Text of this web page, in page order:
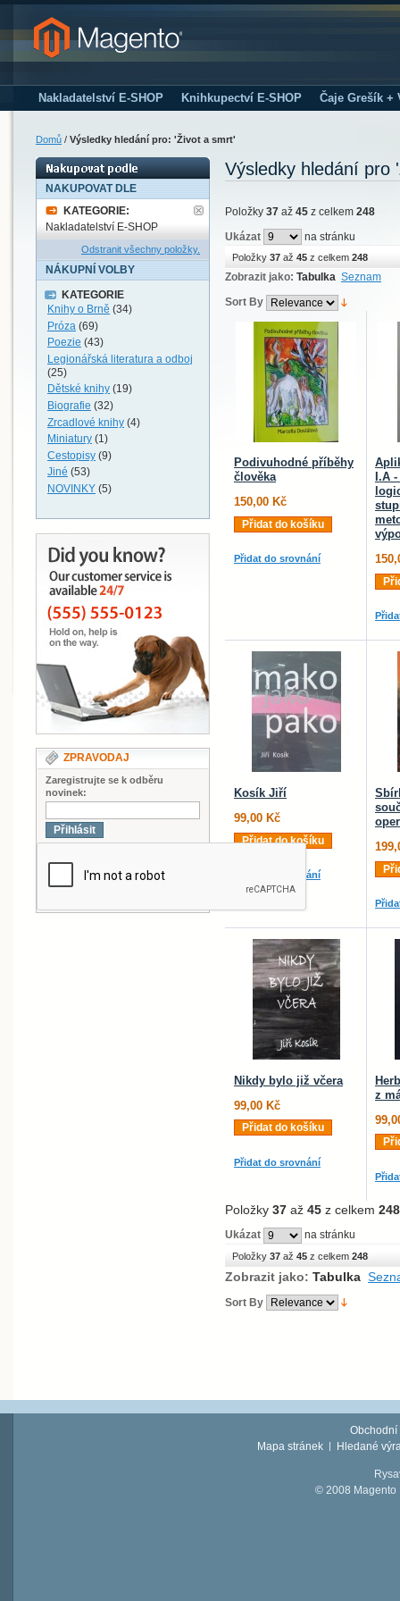
Nakladatelství E-SHOP Knihkupectví E-SHOP Čaje Grešík +
Domů / Výsledky hledání pro: 'Život a smrt'
NAKUPOVAT DLE
KATEGORIE:
Nakladatelství E-SHOP
Odstranit všechny položky.
NÁKUPNÍ VOLBY
KATEGORIE
Knihy o Brně (34)
Próza (69)
Poezie (43)
Legionářská literatura a odboj
(25)
Dětské knihy (19)
Biografie (32)
Zrcadlové knihy (4)
Miniatury (1)
Cestopisy (9)
Jiné (53)
NOVINKY (5)
ZPRAVODAJ
Zaregistrujte se k odběru
novinek:
Přihlásit
Výsledky hledání pro
Položky 37 až 45 z celkem 248
Ukázat
na stránku
Položky 37 až 45 z celkem 248
Zobrazit jako: Tabulka Seznam
Sort By
Podivuhodné příběhy
člověka
150,00 Kč
Přidat do košíku
Přidat do srovnání
I.A
Kosík Jiří
99,00 Kč
Přidat do košíku
Přidat do srovnání
Nikdy bylo již včera
99,00 Kč
Přidat do košíku
Přidat do srovnání
z
Položky 37 až 45 z celkem 248
Ukázat na stránku
Položky 37 až 45 z celkem 248
Zobrazit jako: Tabulka
Sort By
Obchodní
Mapa stránek
Hledané
© 2008 Magento